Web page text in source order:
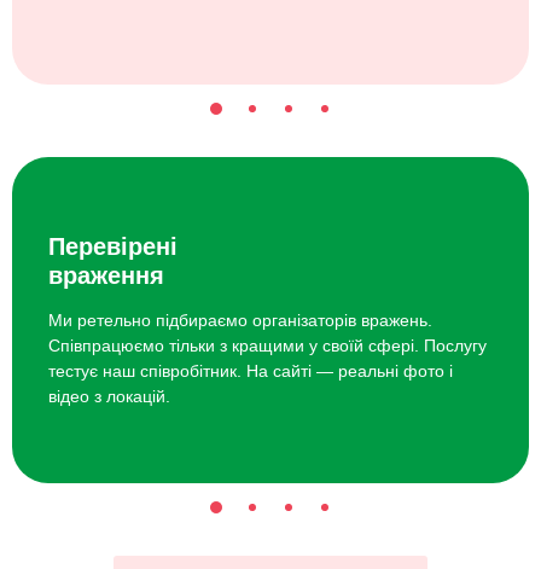
Перевірені
враження
Ми ретельно підбираємо організаторів вражень.
Співпрацюємо тільки з кращими у своїй сфері. Послугу
тестує наш співробітник. На сайті — реальні фото і
відео з локацій.